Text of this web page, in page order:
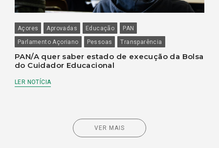
Açores Aprovadas Educação
PAN
Parlamento Açoriano
Pessoas Transparência
PAN/A quer saber estado de execução da Bolsa
do Cuidador Educacional
LER NOTÍCIA
VER MAIS